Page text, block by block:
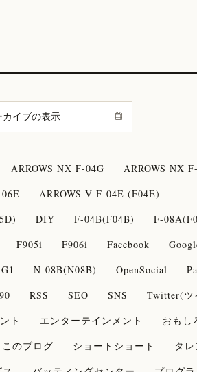
ARROWS NX F-04G
ARROWS NX
ARROWS V F-04E (F04E)
DIY F-04B(F04B)
F-
F905i F906i Facebook
N-08B(N08B) OpenSocial
RSS SEO SNS
Twitter(ツ
ト エンターテインメント
おもし
このブログ ショートショート
タ